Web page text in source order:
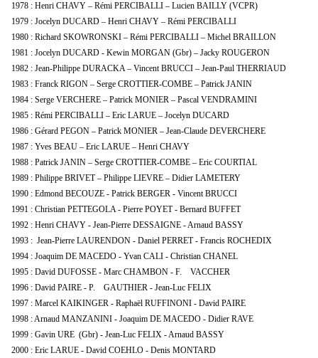
1978 : Henri CHAVY – Rémi PERCIBALLI – Lucien BAILLY (VCPR)
1979 : Jocelyn DUCARD – Henri CHAVY – Rémi PERCIBALLI
1980 : Richard SKOWRONSKI – Rémi PERCIBALLI – Michel BRAILLON
1981 : Jocelyn DUCARD - Kewin MORGAN (Gbr) – Jacky ROUGERON
1982 : Jean-Philippe DURACKA – Vincent BRUCCI – Jean-Paul THERRIAUD
1983 : Franck RIGON – Serge CROTTIER-COMBE – Patrick JANIN
1984 : Serge VERCHERE – Patrick MONIER – Pascal VENDRAMINI
1985 : Rémi PERCIBALLI – Eric LARUE – Jocelyn DUCARD
1986 : Gérard PEGON – Patrick MONIER – Jean-Claude DEVERCHERE
1987 : Yves BEAU – Eric LARUE – Henri CHAVY
1988 : Patrick JANIN – Serge CROTTIER-COMBE – Eric COURTIAL
1989 : Philippe BRIVET – Philippe LIEVRE – Didier LAMETERY
1990 : Edmond BECOUZE - Patrick BERGER - Vincent BRUCCI
1991 : Christian PETTEGOLA - Pierre POYET - Bernard BUFFET
1992 : Henri CHAVY - Jean-Pierre DESSAIGNE - Arnaud BASSY
1993 : Jean-Pierre LAURENDON - Daniel PERRET - Francis ROCHEDIX
1994 : Joaquim DE MACEDO - Yvan CALI - Christian CHANEL
1995 : David DUFOSSE - Marc CHAMBON - F. VACCHER
1996 : David PAIRE - P. GAUTHIER - Jean-Luc FELIX
1997 : Marcel KAIKINGER - Raphaël RUFFINONI - David PAIRE
1998 : Arnaud MANZANINI - Joaquim DE MACEDO - Didier RAVE
1999 : Gavin URE (Gbr) - Jean-Luc FELIX - Arnaud BASSY
2000 : Eric LARUE - David COEHLO - Denis MONTARD